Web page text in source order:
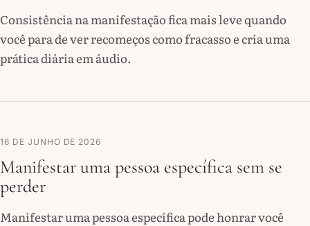
Consistência na manifestação fica mais leve quando
você para de ver recomeços como fracasso e cria uma
prática diária em áudio.
16 DE JUNHO DE 2026
Manifestar uma pessoa específica sem se
perder
Manifestar uma pessoa específica pode honrar você